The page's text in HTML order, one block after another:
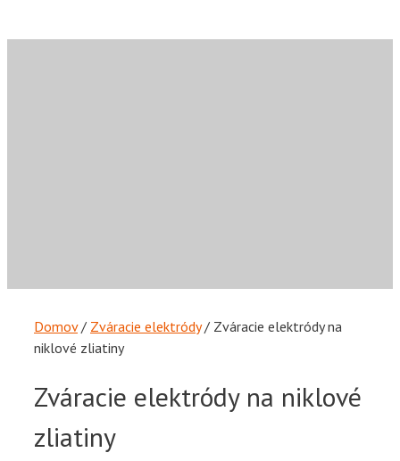
Domov/ Zváracie elektródy/ Zváracie elektródy na
niklové zliatiny
Zváracie elektródy na niklové
zliatiny